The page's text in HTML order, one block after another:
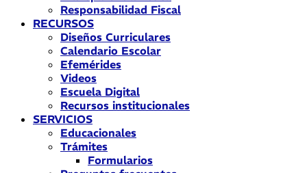
Responsabilidad Fiscal
RECURSOS
Diseños Curriculares
Calendario Escolar
Efemérides
Videos
Escuela Digital
Recursos institucionales
SERVICIOS
Educacionales
Trámites
Formularios